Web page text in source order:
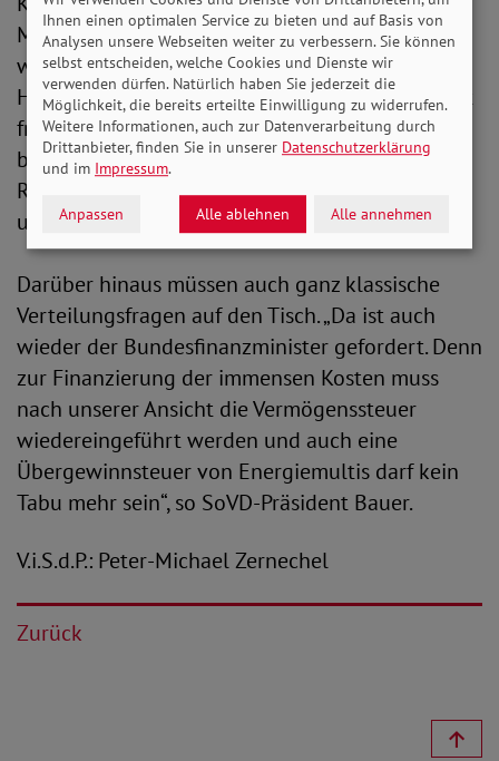
Mieter, das sicherstellt, dass niemand gekündigt
werden darf, der wegen stark gestiegener
Heizkosten seine Nebenkostenabrechnung nicht
fristgerecht bezahlen kann. Grundsätzlich
benötigen wir außerdem die Erhöhung der
Regelsätze in der Grundsicherung und
umgehend eine Kindergrundsicherung.“
Darüber hinaus müssen auch ganz klassische
Verteilungsfragen auf den Tisch. „Da ist auch
wieder der Bundesfinanzminister gefordert. Denn
zur Finanzierung der immensen Kosten muss
nach unserer Ansicht die Vermögenssteuer
wiedereingeführt werden und auch eine
Übergewinnsteuer von Energiemultis darf kein
Tabu mehr sein“, so SoVD-Präsident Bauer.
V.i.S.d.P.: Peter-Michael Zernechel
Zurück
Ihnen einen optimalen Service zu bieten und auf Basis von
Analysen unsere Webseiten weiter zu verbessern. Sie können
selbst entscheiden, welche Cookies und Dienste wir
verwenden dürfen. Natürlich haben Sie jederzeit die
Möglichkeit, die bereits erteilte Einwilligung zu widerrufen.
Weitere Informationen, auch zur Datenverarbeitung durch
Drittanbieter, finden Sie in unserer Datenschutzerklärung
und im Impressum.
Anpassen Alle ablehnen Alle annehmen